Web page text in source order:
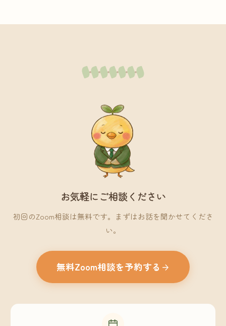
お気軽にご相談ください
初回のZoom相談は無料です。まずはお話を聞かせてくださ
い。
無料Zoom相談を予約する